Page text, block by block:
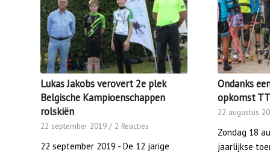
Lukas Jakobs verovert 2e plek
Belgische Kampioenschappen
rolskiën
22 september 2019 / 2 Reacties
22 september 2019 - De 12 jarige
Ondanks
opkomst
22 augustus
Zondag 18
jaarlijkse